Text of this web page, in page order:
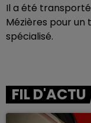
Il a été
Mézières pour
spécialisé.
FIL D'ACTU